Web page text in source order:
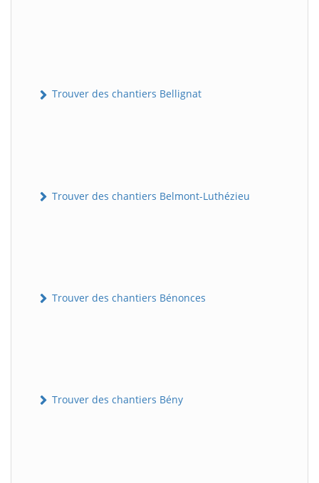
Trouver des chantiers Bellignat
Trouver des chantiers Belmont-Luthézieu
Trouver des chantiers Bénonces
Trouver des chantiers Bény